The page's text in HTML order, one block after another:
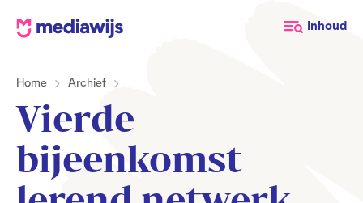
M
w
j
s
Inhoud
Home Archief
Vierde
bijeenkomst